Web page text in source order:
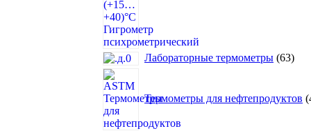
Лабораторные термометры 6363
Термометры для нефтепродуктов